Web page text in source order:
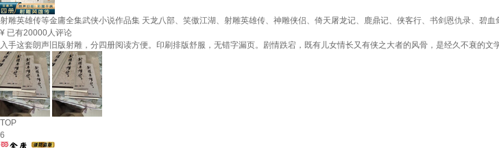
射雕英雄传等金庸全集武侠小说作品集 天龙八部、笑傲江湖、射雕英雄传、神雕侠侣、倚天屠龙记、鹿鼎记、侠客行、书剑恩仇录、碧
¥ 已有20000人评论
入手这套朗声旧版射雕，分四册阅读方便。印刷排版舒服，无错字漏页。剧情跌宕，既有儿女情长又有侠之大者的风骨，是经久不衰的文
TOP
6